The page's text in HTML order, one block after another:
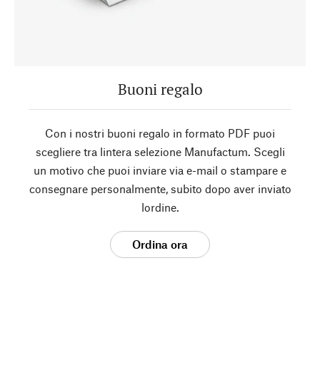
Buoni regalo
Con i nostri buoni regalo in formato PDF puoi
scegliere tra lintera selezione Manufactum. Scegli
un motivo che puoi inviare via e-mail o stampare e
consegnare personalmente, subito dopo aver inviato
lordine.
Ordina ora